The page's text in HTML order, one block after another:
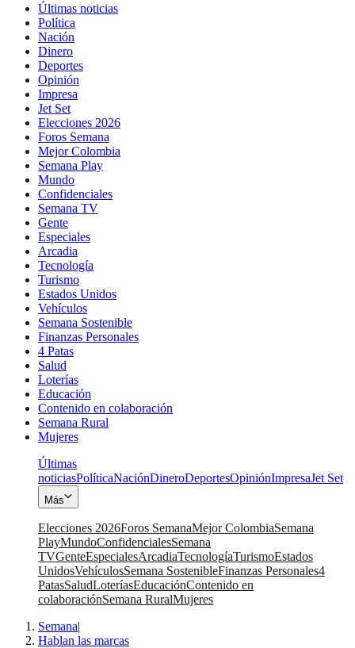
Últimas noticias
Política
Nación
Dinero
Deportes
Opinión
Impresa
Jet Set
Elecciones 2026
Foros Semana
Mejor Colombia
Semana Play
Mundo
Confidenciales
Semana TV
Gente
Especiales
Arcadia
Tecnología
Turismo
Estados Unidos
Vehículos
Semana Sostenible
Finanzas Personales
4 Patas
Salud
Loterías
Educación
Contenido en colaboración
Semana Rural
Mujeres
Últimas
noticiasPolíticaNaciónDineroDeportesOpiniónImpresaJet Set
Más
Elecciones 2026Foros SemanaMejor ColombiaSemana
PlayMundoConfidencialesSemana
TVGenteEspecialesArcadiaTecnologíaTurismoEstados
UnidosVehículosSemana SostenibleFinanzas Personales4
PatasSaludLoteríasEducaciónContenido en
colaboraciónSemana RuralMujeres
Semana|
Hablan las marcas